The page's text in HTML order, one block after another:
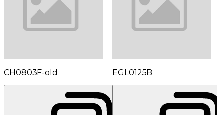
CH0803F-old EGL0125B